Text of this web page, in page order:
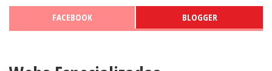
FACEBOOK BLOGGER